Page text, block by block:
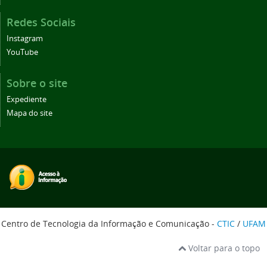
Redes Sociais
Instagram
YouTube
Sobre o site
Expediente
Mapa do site
Centro de Tecnologia da Informação e Comunicação - CTIC / UFAM
Voltar para o topo